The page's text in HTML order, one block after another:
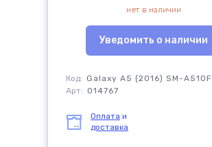
нет в наличии
Уведомить о наличии
Код: Galaxy A5 (2016) SM-A510F
Арт: 014767
Оплата и
доставка